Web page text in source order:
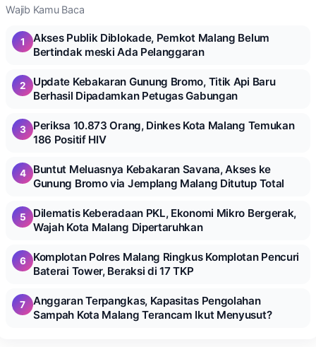
Wajib Kamu Baca
1
Akses Publik Diblokade, Pemkot Malang Belum
Bertindak meski Ada Pelanggaran
2
Update Kebakaran Gunung Bromo, Titik Api Baru
Berhasil Dipadamkan Petugas Gabungan
3
Periksa 10.873 Orang, Dinkes Kota Malang Temukan
186 Positif HIV
4
Buntut Meluasnya Kebakaran Savana, Akses ke
Gunung Bromo via Jemplang Malang Ditutup Total
5
Dilematis Keberadaan PKL, Ekonomi Mikro Bergerak,
Wajah Kota Malang Dipertaruhkan
6
Komplotan Polres Malang Ringkus Komplotan Pencuri
Baterai Tower, Beraksi di 17 TKP
7
Anggaran Terpangkas, Kapasitas Pengolahan
Sampah Kota Malang Terancam Ikut Menyusut?